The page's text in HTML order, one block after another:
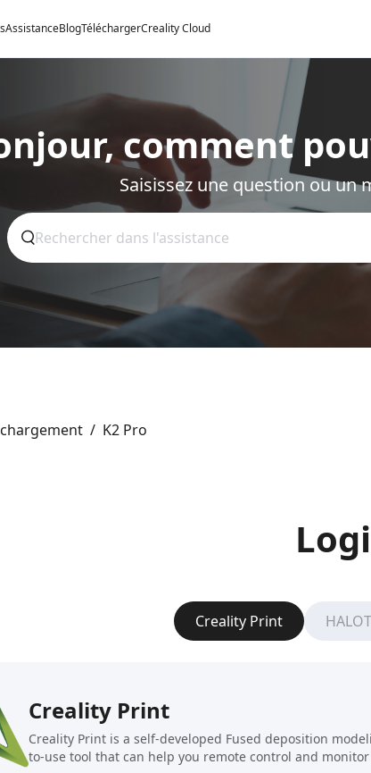
AssistanceBlogTéléchargerCreality Cloud
comment
Saisissez une question ou un
/ K2 Pro
Creality Print
Creality Print
Creality Print is a self-developed Fused deposition
to-use tool that can help you remote control and